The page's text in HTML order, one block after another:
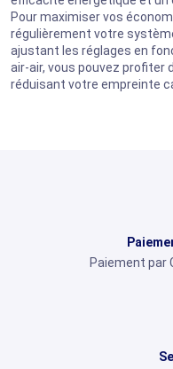
Pour maximiser vos
régulièrement votre
ajustant les réglages en
air-air, vous pouvez
réduisant votre empreinte
Paiement par